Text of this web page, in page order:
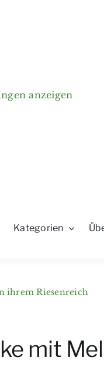
anzeigen
Kategorien
ihrem Riesenreich
mit